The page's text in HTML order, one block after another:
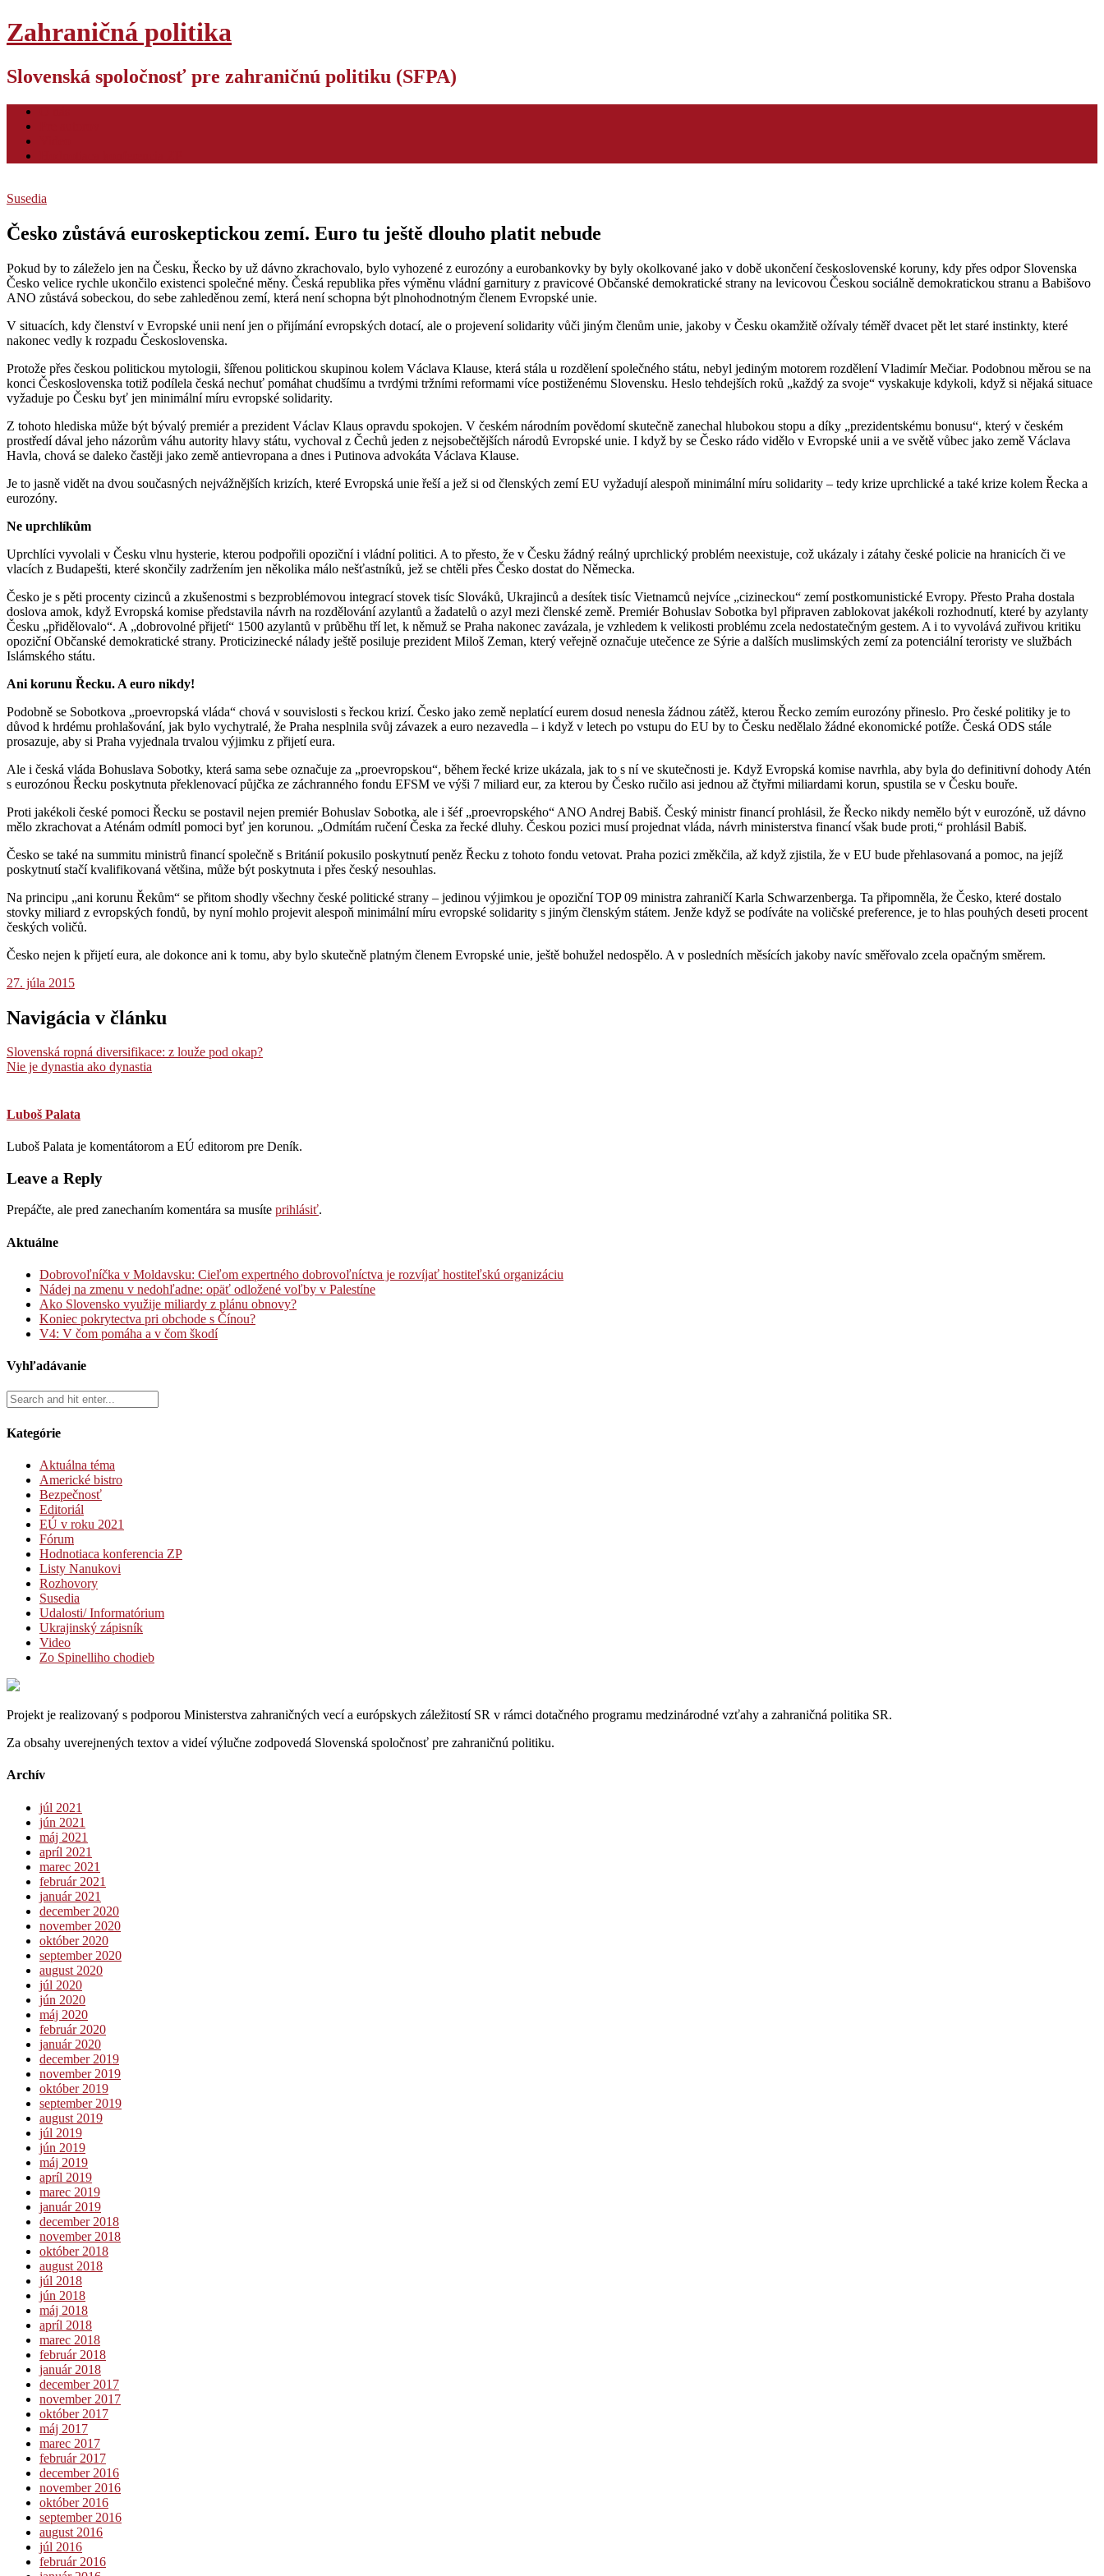
Zahraničná politika
Slovenská spoločnosť pre zahraničnú politiku (SFPA)
Susedia
Česko zůstává euroskeptickou zemí. Euro tu ještě dlouho platit nebude
Pokud by to záleželo jen na Česku, Řecko by už dávno zkrachovalo, bylo vyhozené z eurozóny a eurobankovky by byly okolkované jako v době ukončení československé koruny, kdy přes odpor Slovenska
Česko velice rychle ukončilo existenci společné měny. Česká republika přes výměnu vládní garnitury z pravicové Občanské demokratické strany na levicovou Českou sociálně demokratickou stranu a Babišovo
ANO zůstává sobeckou, do sebe zahleděnou zemí, která není schopna být plnohodnotným členem Evropské unie.
V situacích, kdy členství v Evropské unii není jen o přijímání evropských dotací, ale o projevení solidarity vůči jiným členům unie, jakoby v Česku okamžitě ožívaly téměř dvacet pět let staré instinkty, které
nakonec vedly k rozpadu Československa.
Protože přes českou politickou mytologii, šířenou politickou skupinou kolem Václava Klause, která stála u rozdělení společného státu, nebyl jediným motorem rozdělení Vladimír Mečiar. Podobnou měrou se na
konci Československa totiž podílela česká nechuť pomáhat chudšímu a tvrdými tržními reformami více postiženému Slovensku. Heslo tehdejších roků „každý za svoje“ vyskakuje kdykoli, když si nějaká situace
vyžaduje po Česku byť jen minimální míru evropské solidarity.
Z tohoto hlediska může být bývalý premiér a prezident Václav Klaus opravdu spokojen. V českém národním povědomí skutečně zanechal hlubokou stopu a díky „prezidentskému bonusu“, který v českém
prostředí dával jeho názorům váhu autority hlavy státu, vychoval z Čechů jeden z nejsobečtějších národů Evropské unie. I když by se Česko rádo vidělo v Evropské unii a ve světě vůbec jako země Václava
Havla, chová se daleko častěji jako země antievropana a dnes i Putinova advokáta Václava Klause.
Je to jasně vidět na dvou současných nejvážnějších krizích, které Evropská unie řeší a jež si od členských zemí EU vyžadují alespoň minimální míru solidarity – tedy krize uprchlické a také krize kolem Řecka a
eurozóny.
Ne uprchlíkům
Uprchlíci vyvolali v Česku vlnu hysterie, kterou podpořili opoziční i vládní politici. A to přesto, že v Česku žádný reálný uprchlický problém neexistuje, což ukázaly i zátahy české policie na hranicích či ve
vlacích z Budapešti, které skončily zadržením jen několika málo nešťastníků, jež se chtěli přes Česko dostat do Německa.
Česko je s pěti procenty cizinců a zkušenostmi s bezproblémovou integrací stovek tisíc Slováků, Ukrajinců a desítek tisíc Vietnamců nejvíce „cizineckou“ zemí postkomunistické Evropy. Přesto Praha dostala
doslova amok, když Evropská komise představila návrh na rozdělování azylantů a žadatelů o azyl mezi členské země. Premiér Bohuslav Sobotka byl připraven zablokovat jakékoli rozhodnutí, které by azylanty
Česku „přidělovalo“. A „dobrovolné přijetí“ 1500 azylantů v průběhu tří let, k němuž se Praha nakonec zavázala, je vzhledem k velikosti problému zcela nedostatečným gestem. A i to vyvolává zuřivou kritiku
opoziční Občanské demokratické strany. Proticizinecké nálady ještě posiluje prezident Miloš Zeman, který veřejně označuje utečence ze Sýrie a dalších muslimských zemí za potenciální teroristy ve službách
Islámského státu.
Ani korunu Řecku. A euro nikdy!
Podobně se Sobotkova „proevropská vláda“ chová v souvislosti s řeckou krizí. Česko jako země neplatící eurem dosud nenesla žádnou zátěž, kterou Řecko zemím eurozóny přineslo. Pro české politiky je to
důvod k hrdému prohlašování, jak bylo vychytralé, že Praha nesplnila svůj závazek a euro nezavedla – i když v letech po vstupu do EU by to Česku nedělalo žádné ekonomické potíže. Česká ODS stále
prosazuje, aby si Praha vyjednala trvalou výjimku z přijetí eura.
Ale i česká vláda Bohuslava Sobotky, která sama sebe označuje za „proevropskou“, během řecké krize ukázala, jak to s ní ve skutečnosti je. Když Evropská komise navrhla, aby byla do definitivní dohody Atén
s eurozónou Řecku poskytnuta překlenovací půjčka ze záchranného fondu EFSM ve výši 7 miliard eur, za kterou by Česko ručilo asi jednou až čtyřmi miliardami korun, spustila se v Česku bouře.
Proti jakékoli české pomoci Řecku se postavil nejen premiér Bohuslav Sobotka, ale i šéf „proevropského“ ANO Andrej Babiš. Český ministr financí prohlásil, že Řecko nikdy nemělo být v eurozóně, už dávno
mělo zkrachovat a Aténám odmítl pomoci byť jen korunou. „Odmítám ručení Česka za řecké dluhy. Českou pozici musí projednat vláda, návrh ministerstva financí však bude proti,“ prohlásil Babiš.
Česko se také na summitu ministrů financí společně s Británií pokusilo poskytnutí peněz Řecku z tohoto fondu vetovat. Praha pozici změkčila, až když zjistila, že v EU bude přehlasovaná a pomoc, na jejíž
poskytnutí stačí kvalifikovaná většina, může být poskytnuta i přes český nesouhlas.
Na principu „ani korunu Řekům“ se přitom shodly všechny české politické strany – jedinou výjimkou je opoziční TOP 09 ministra zahraničí Karla Schwarzenberga. Ta připomněla, že Česko, které dostalo
stovky miliard z evropských fondů, by nyní mohlo projevit alespoň minimální míru evropské solidarity s jiným členským státem. Jenže když se podíváte na voličské preference, je to hlas pouhých deseti procent
českých voličů.
Česko nejen k přijetí eura, ale dokonce ani k tomu, aby bylo skutečně platným členem Evropské unie, ještě bohužel nedospělo. A v posledních měsících jakoby navíc směřovalo zcela opačným směrem.
27. júla 2015
Navigácia v článku
Slovenská ropná diversifikace: z louže pod okap?
Nie je dynastia ako dynastia
Luboš Palata
Luboš Palata je komentátorom a EÚ editorom pre Deník.
Leave a Reply
Prepáčte, ale pred zanechaním komentára sa musíte prihlásiť.
Aktuálne
Dobrovoľníčka v Moldavsku: Cieľom expertného dobrovoľníctva je rozvíjať hostiteľskú organizáciu
Nádej na zmenu v nedohľadne: opäť odložené voľby v Palestíne
Ako Slovensko využije miliardy z plánu obnovy?
Koniec pokrytectva pri obchode s Čínou?
V4: V čom pomáha a v čom škodí
Vyhľadávanie
Kategórie
Aktuálna téma
Americké bistro
Bezpečnosť
Editoriál
EÚ v roku 2021
Fórum
Hodnotiaca konferencia ZP
Listy Nanukovi
Rozhovory
Susedia
Udalosti/ Informatórium
Ukrajinský zápisník
Video
Zo Spinelliho chodieb
Projekt je realizovaný s podporou Ministerstva zahraničných vecí a európskych záležitostí SR v rámci dotačného programu medzinárodné vzťahy a zahraničná politika SR.
Za obsahy uverejnených textov a videí výlučne zodpovedá Slovenská spoločnosť pre zahraničnú politiku.
Archív
júl 2021
jún 2021
máj 2021
apríl 2021
marec 2021
február 2021
január 2021
december 2020
november 2020
október 2020
september 2020
august 2020
júl 2020
jún 2020
máj 2020
február 2020
január 2020
december 2019
november 2019
október 2019
september 2019
august 2019
júl 2019
jún 2019
máj 2019
apríl 2019
marec 2019
január 2019
december 2018
november 2018
október 2018
august 2018
júl 2018
jún 2018
máj 2018
apríl 2018
marec 2018
február 2018
január 2018
december 2017
november 2017
október 2017
máj 2017
marec 2017
február 2017
december 2016
november 2016
október 2016
september 2016
august 2016
júl 2016
február 2016